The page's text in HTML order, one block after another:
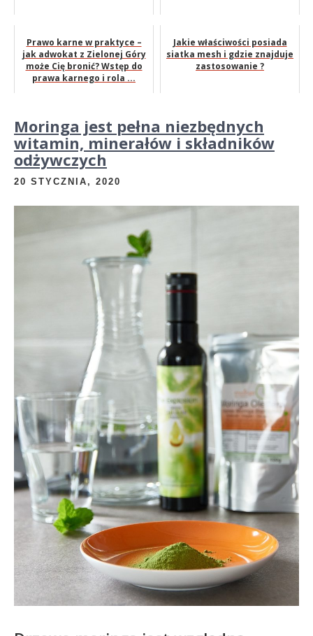
Prawo karne w praktyce –
jak adwokat z Zielonej Góry
może Cię bronić? Wstęp do
prawa karnego i rola ...
Jakie właściwości posiada
siatka mesh i gdzie znajduje
zastosowanie ?
Moringa jest pełna niezbędnych
witamin, minerałów i składników
odżywczych
20 STYCZNIA, 2020